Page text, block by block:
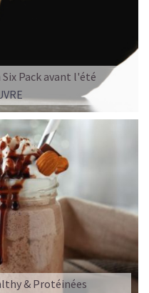
Pack avant l'été
& Protéinées